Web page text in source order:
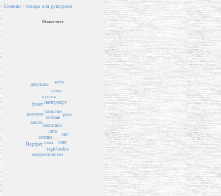
Ежевика - товары для рукоделия
Облако тегов
пейзаж
названия
живопись
лето
натюрморт
купить
солнце
лес
зима
осень
букет
масло
река
снег
tegicheskie
реализм
небо
импрессионизм
Портрет
девушка